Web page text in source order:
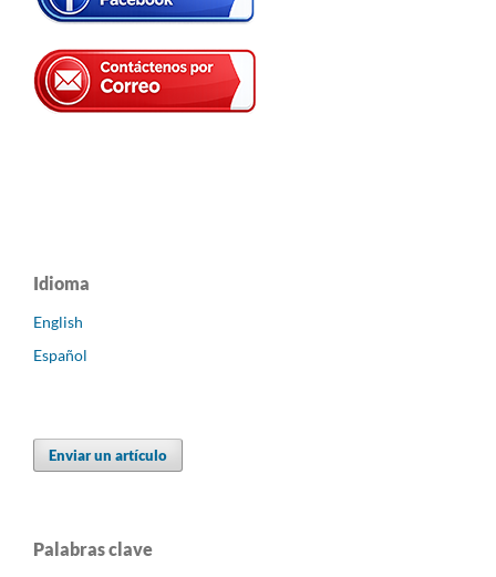
Idioma
English
Español
Enviar un artículo
Palabras clave